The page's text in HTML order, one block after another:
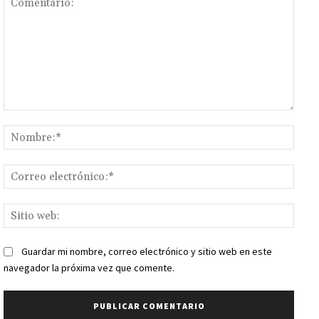
web:
Guardar mi nombre, correo electrónico y sitio web en este
navegador la próxima vez que comente.